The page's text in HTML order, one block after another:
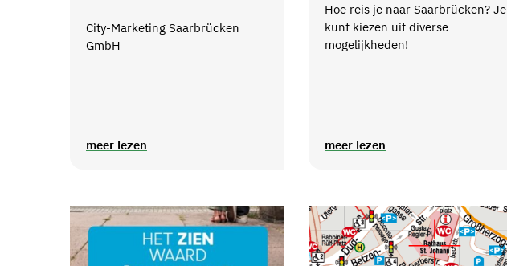
City-Marketing Saarbrücken
GmbH
meer lezen
Hoe reis je naar Saarbrücken? Je
kunt kiezen uit diverse
mogelijkheden!
meer lezen